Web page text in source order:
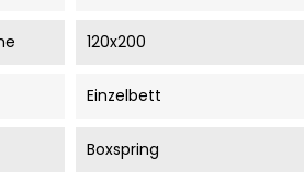
120x200
Einzelbett
Boxspring